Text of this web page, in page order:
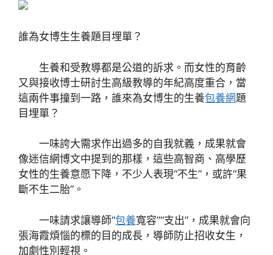
誰為女博生生養題目埋單？
生養和受教導都是公道的訴求。而女性的育齡
又與接收博士研討生高級教導的年紀高度重合，當
這兩件事撞到一路，誰來為女博生的生養包養網題
目埋單？
一味誇大需求作出過多的自我就義，成果就會
像迷信網博文中提到的那樣，這些高智商、高學歷
女性的生養意愿下降，不少人表現“不生”，或許“果
斷不生二胎”。
一味請求讓導師“包養寬容”“支出”，成果就會向
張海霞煩惱的標的目的成長，導師防止招收女生，
加劇性別輕視。